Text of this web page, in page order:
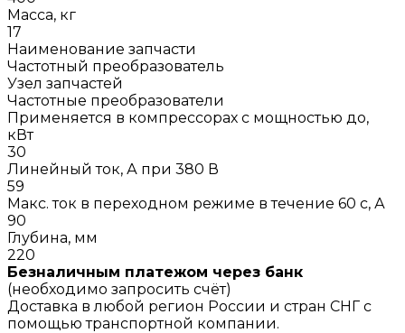
Масса, кг
17
Наименование запчасти
Частотный преобразователь
Узел запчастей
Частотные преобразователи
Применяется в компрессорах с мощностью до,
кВт
30
Линейный ток, А при 380 В
59
Макс. ток в переходном режиме в течение 60 с, А
90
Глубина, мм
220
Безналичным платежом через банк
(необходимо запросить счёт)
Доставка в любой регион России и стран СНГ с
помощью транспортной компании.